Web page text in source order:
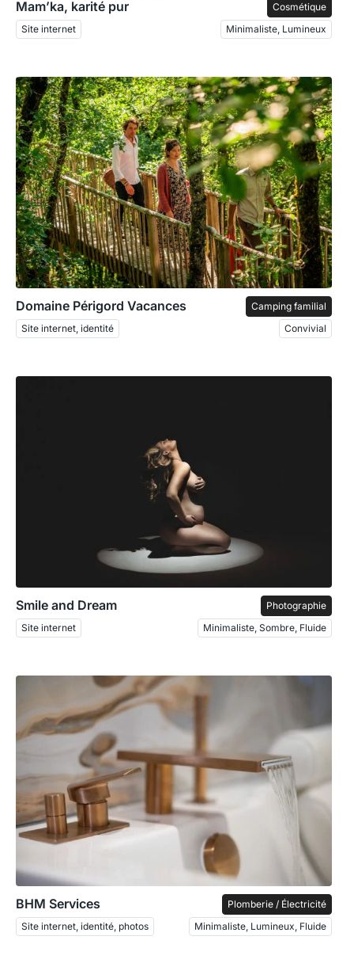
Mam’ka, karité pur
Cosmétique
Site internet
Minimaliste, Lumineux
Domaine Périgord Vacances
Camping familial
Site internet, identité
Convivial
Smile and Dream
Photographie
Site internet
Minimaliste, Sombre, Fluide
BHM Services
Plomberie / Électricité
Site internet, identité, photos
Minimaliste, Lumineux, Fluide